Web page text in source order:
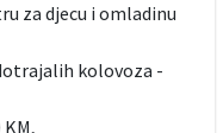
za djecu i omladinu
kolovoza -